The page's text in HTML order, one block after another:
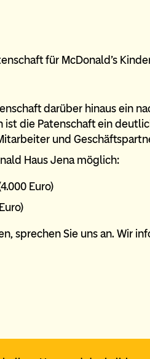
darüber hinaus ein
die Patenschaft ein
und
Haus Jena möglich:
Euro)
sprechen Sie uns an. Wir